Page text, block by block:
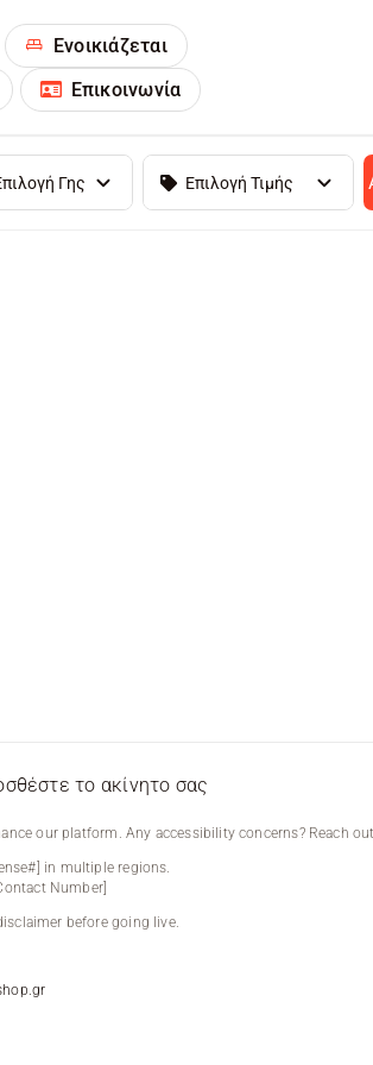
Ενοικιάζεται
Επικοινωνία
το ακίνητο σας
our platform. Any accessibility concerns? Reach
in multiple regions.
Number]
before going live.